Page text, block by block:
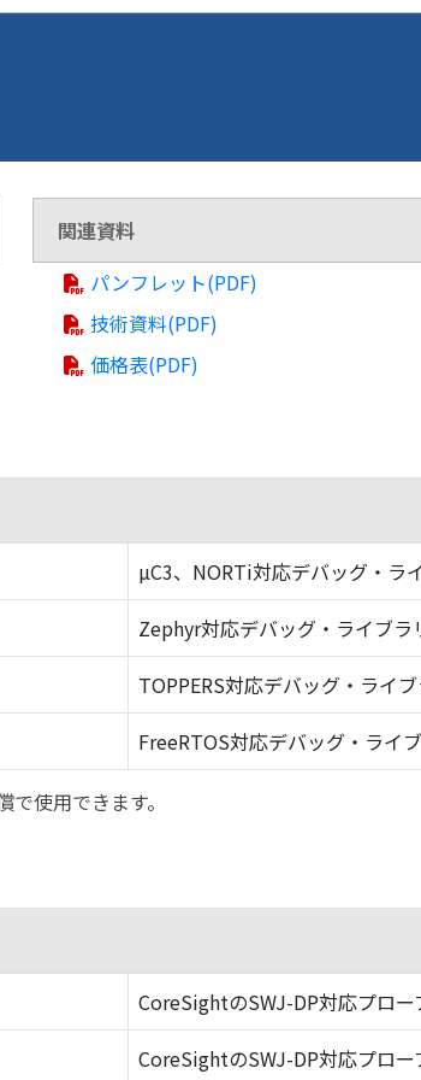
関連資料
パンフレット(PDF)
技術資料(PDF)
価格表(PDF)
µC3、NORTi対応デバッグ・ラ
Zephyr対応デバッグ・ライブラ
TOPPERS対応デバッグ・ライブ
FreeRTOS対応デバッグ・ライ
使用できます。
CoreSightのSWJ-DP対応プロ
CoreSightのSWJ-DP対応プロ